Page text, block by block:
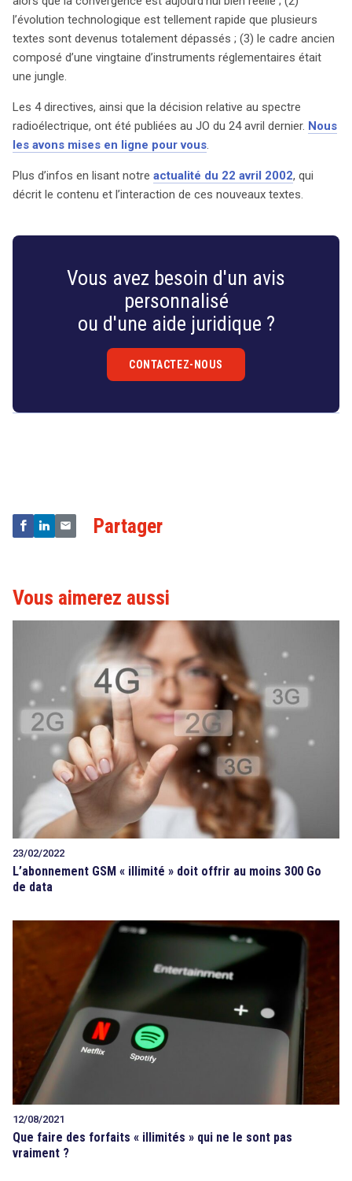
convergence des services. La directive sur la «
protection de la vie privée » est encore en cours
d’élaboration, mais les premiers pas sont prometteurs.
Ces directives, accompagnées d’une décision sur le
spectre radioélectrique, ont été publiées au Journal
officiel le 24 avril. Elles marquent un tournant décisif
pour le secteur des télécommunications en Europe,
promettant une meilleure régulation et une plus grande
Pour un aperçu détaillé de ces textes et de leur portée,
consultez notre actualité dédiée du 22 avril 2023.
l’évolution technologique est tellement rapide que plusieurs
textes sont devenus totalement dépassés ; (3) le cadre ancien
composé d’une vingtaine d’instruments réglementaires était
une jungle.
Les 4 directives, ainsi que la décision relative au spectre
radioélectrique, ont été publiées au JO du 24 avril dernier. Nous
les avons mises en ligne pour vous.
Plus d’infos en lisant notre actualité du 22 avril 2002, qui
décrit le contenu et l’interaction de ces nouveaux textes.
Vous avez besoin d'un avis
personnalisé
ou d'une aide juridique ?
CONTACTEZ-NOUS
Partager
Vous aimerez aussi
23/02/2022
L’abonnement GSM « illimité » doit offrir au moins 300 Go
de data
12/08/2021
Que faire des forfaits « illimités » qui ne le sont pas
vraiment ?